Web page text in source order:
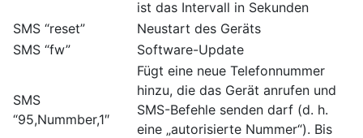
ist das Intervall in Sekunden
SMS “reset”
Neustart des Geräts
SMS “fw”
Software-Update
SMS
“95,Nummber,1″
Fügt eine neue Telefonnummer
hinzu, die das Gerät anrufen und
SMS-Befehle senden darf (d. h.
eine „autorisierte Nummer“). Bis